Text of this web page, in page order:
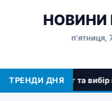
НОВИНИ
пʼятниця,
ТРЕНДИ ДНЯ
послуг та вибір